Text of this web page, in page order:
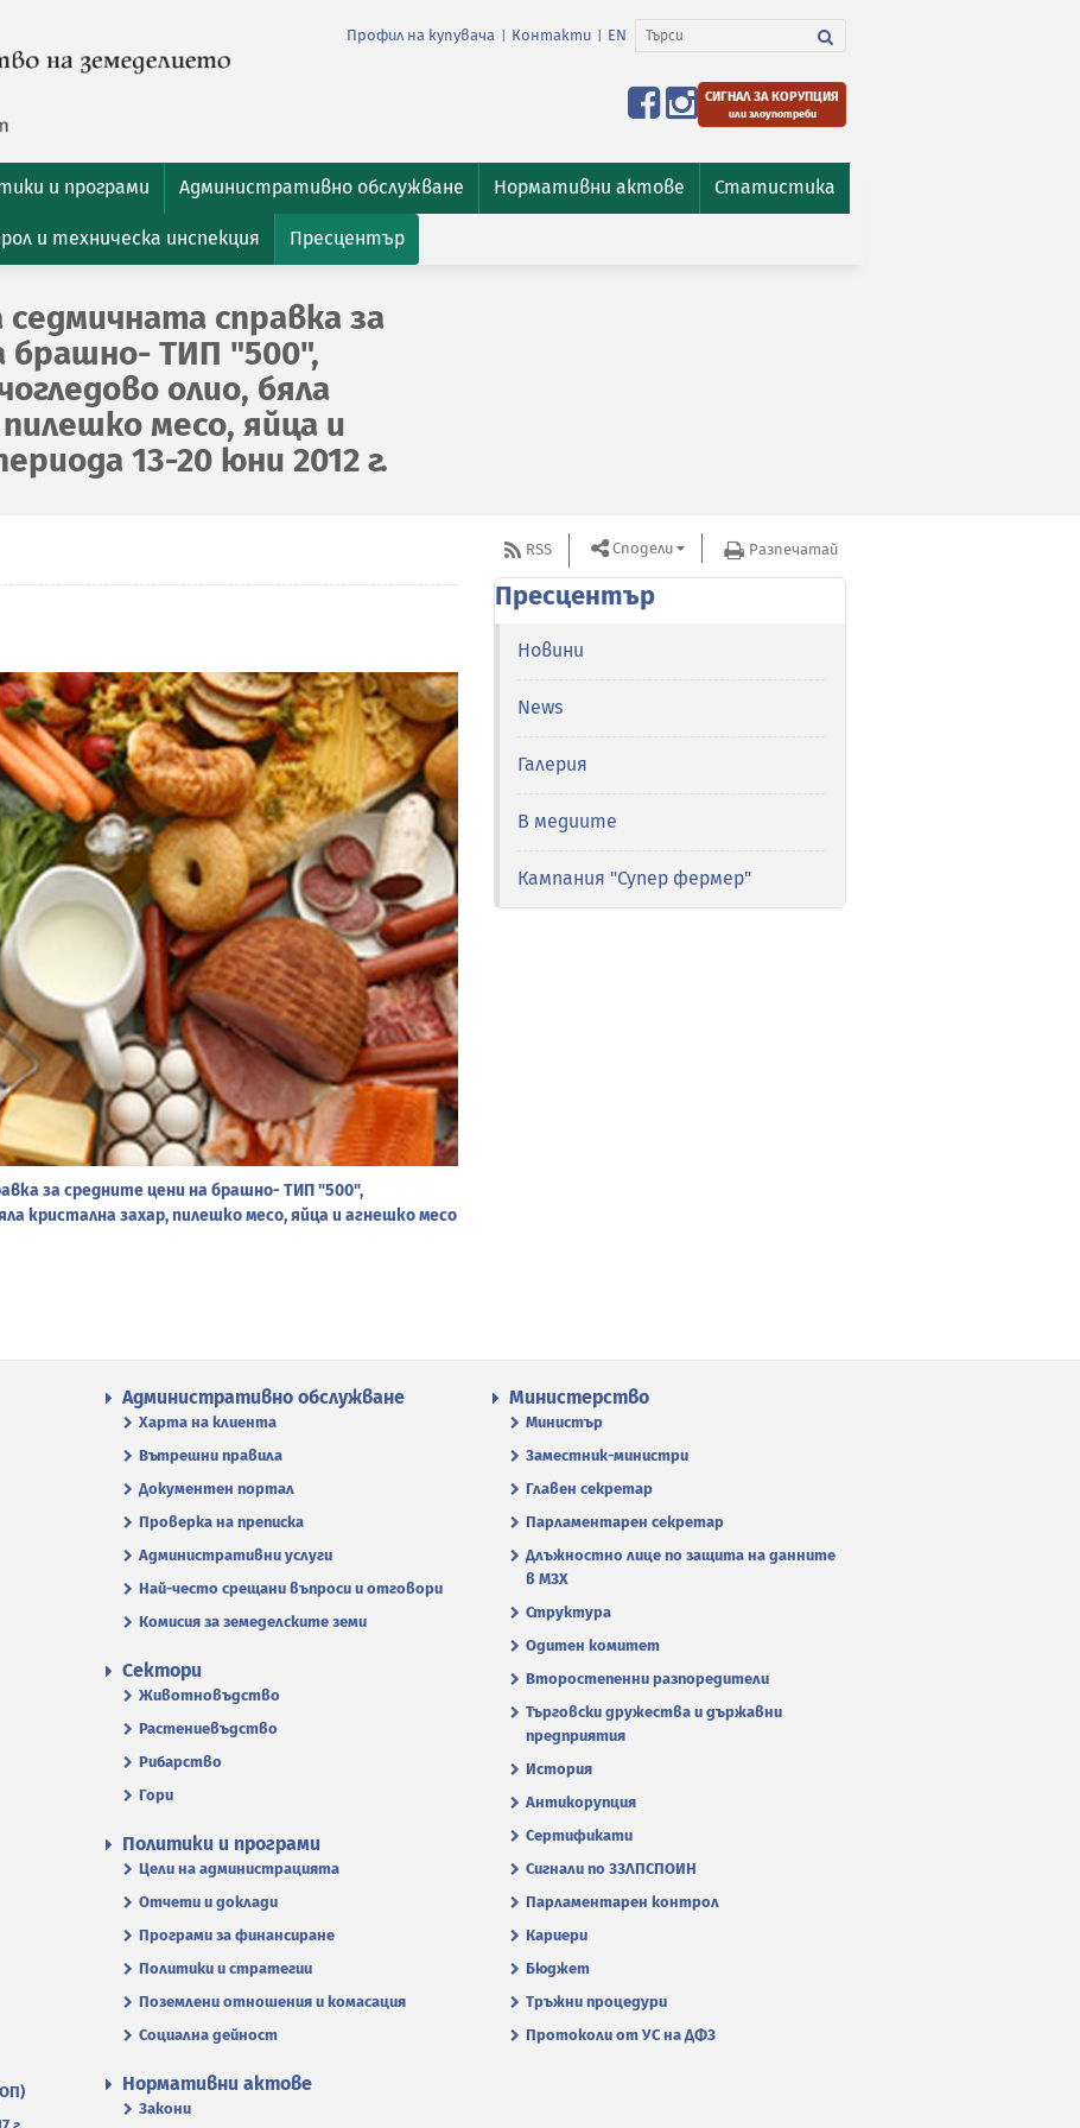
Профил на купувача Контакти EN
СИГНАЛ ЗА КОРУПЦИЯ
или злоупотреби
и програми Административно обслужване Нормативни актове Статистика
и техническа инспекция Пресцентър
справка за
брашно- ТИП "500",
олио, бяла
месо, яйца и
13-20 юни 2012 г.
за средните цени на брашно- ТИП "500",
кристална захар, пилешко месо, яйца и агнешко месо
RSS Сподели Разпечатай
Пресцентър
Новини
News
Галерия
В медиите
Кампания "Супер фермер"
Административно обслужване
Харта на клиента
Вътрешни правила
Документен портал
Проверка на преписка
Административни услуги
Най-често срещани въпроси и отговори
Комисия за земеделските земи
Министерство
Министър
Заместник-министри
Главен секретар
Парламентарен секретар
Длъжностно лице по защита на данните
в МЗХ
Структура
Одитен комитет
Второстепенни разпоредители
Търговски дружества и държавни
предприятия
История
Антикорупция
Сертификати
Сигнали по ЗЗЛПСПОИН
Парламентарен контрол
Кариери
Бюджет
Тръжни процедури
Протоколи от УС на ДФЗ
Сектори
Животновъдство
Растениевъдство
Рибарство
Гори
Политики и програми
Цели на администрацията
Отчети и доклади
Програми за финансиране
Политики и стратегии
Поземлени отношения и комасация
Социална дейност
г.
Нормативни актове
Закони